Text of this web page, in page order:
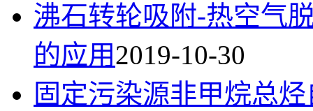
沸石转轮吸附-热空气
的应用2019-10-30
固定污染源非甲烷总